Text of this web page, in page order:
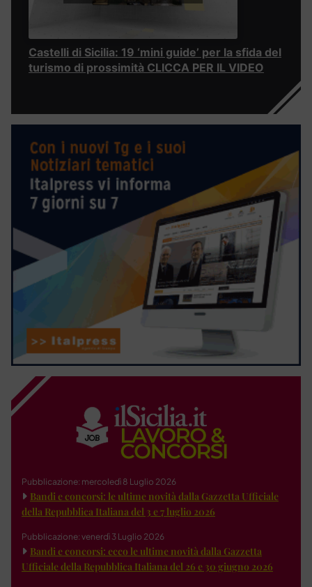
Castelli di Sicilia: 19 ‘mini guide’ per la sfida del
turismo di prossimità CLICCA PER IL VIDEO
Pubblicazione: mercoledì 8 Luglio 2026
Bandi e concorsi: le ultime novità dalla Gazzetta Ufficiale
della Repubblica Italiana del 3 e 7 luglio 2026
Pubblicazione: venerdì 3 Luglio 2026
Bandi e concorsi: ecco le ultime novità dalla Gazzetta
Ufficiale della Repubblica Italiana del 26 e 30 giugno 2026